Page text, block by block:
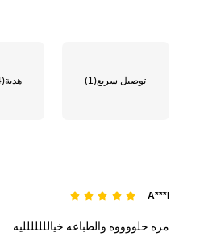
توصيل سريع(1) هدية(4)
A***l
مره حلووووه والطباعه خياللللللليه